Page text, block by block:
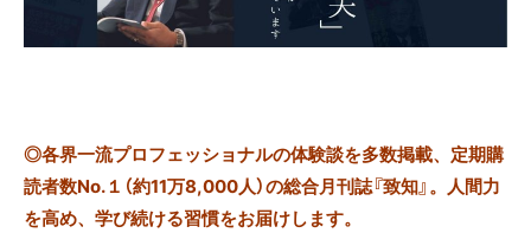
◎各界一流プロフェッショナルの体験談を多数掲載、定期購
読者数No.１（約11万8,000人）の総合月刊誌『致知』。人間力
を高め、学び続ける習慣をお届けします。